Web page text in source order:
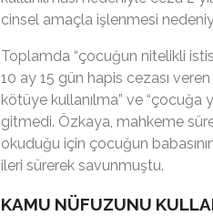
cinsel amaçla işlenmesi
Toplamda “çocuğun nitelikli
10 ay 15 gün hapis cezası
kötüye kullanılma” ve “çocuğa
gitmedi. Özkaya, mahkeme
okuduğu için çocuğun
ileri sürerek savunmuştu.
KAMU NÜFUZUNU